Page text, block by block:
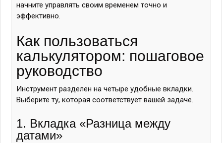
начните управлять своим временем точно и
эффективно.
Как пользоваться
калькулятором: пошаговое
руководство
Инструмент разделен на четыре удобные вкладки.
Выберите ту, которая соответствует вашей задаче.
1. Вкладка «Разница между
датами»